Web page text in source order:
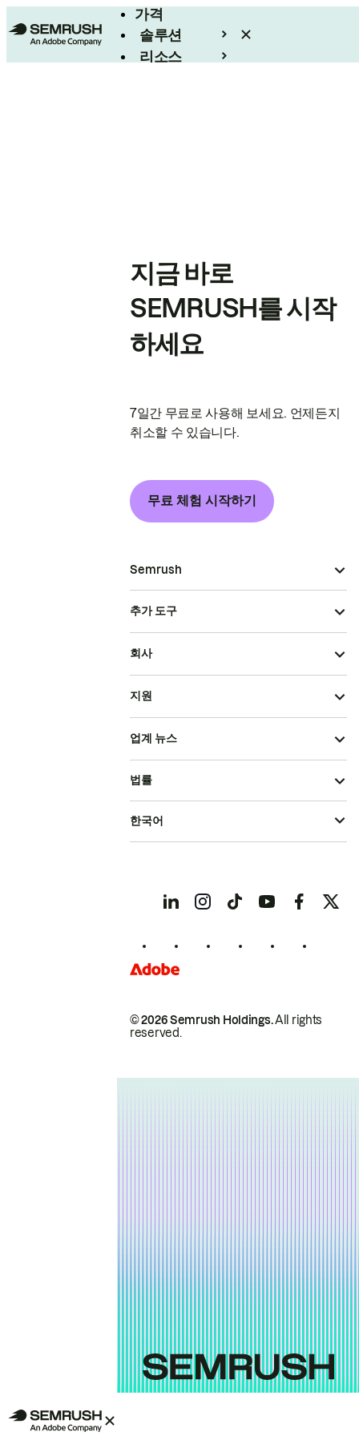
가격
솔루션
리소스
지금 바로
SEMRUSH를 시작
하세요
7일간 무료로 사용해 보세요. 언제든지
취소할 수 있습니다.
무료 체험 시작하기
Semrush
추가 도구
회사
지원
업계 뉴스
© 2026 Semrush Holdings.All rights
reserved.
법률
한국어